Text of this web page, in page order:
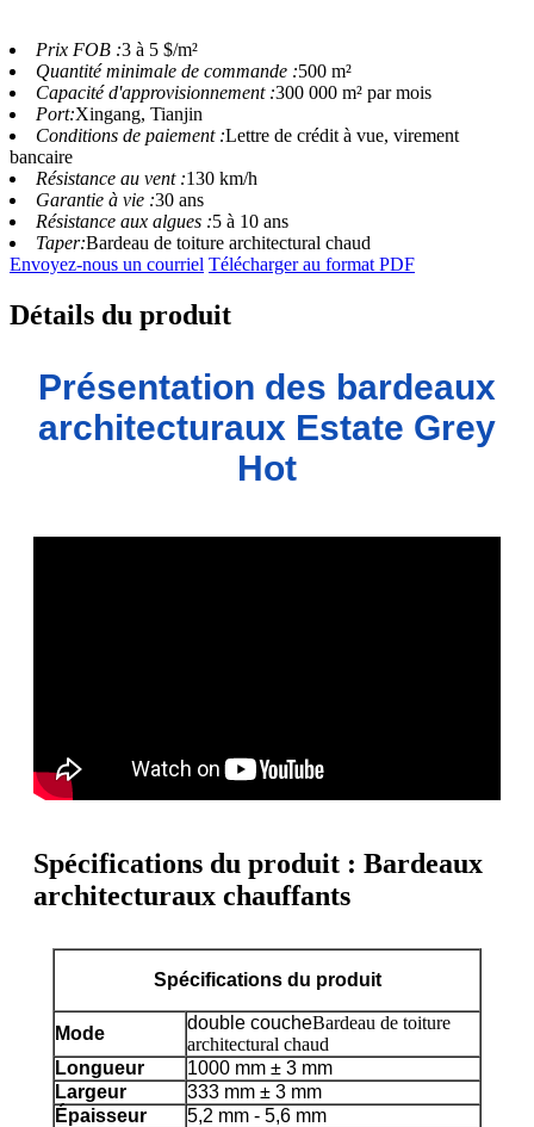
Prix ​​FOB :3 à 5 $/m²
Quantité minimale de commande :500 m²
Capacité d'approvisionnement :300 000 m² par mois
Port:Xingang, Tianjin
Conditions de paiement :Lettre de crédit à vue, virement
bancaire
Résistance au vent :130 km/h
Garantie à vie :30 ans
Résistance aux algues :5 à 10 ans
Taper:Bardeau de toiture architectural chaud
Envoyez-nous un courriel Télécharger au format PDF
Détails du produit
Présentation des bardeaux
architecturaux Estate Grey
Hot
Spécifications du produit : Bardeaux
architecturaux chauffants
Spécifications du produit
Mode
double coucheBardeau de toiture
architectural chaud
Longueur
1000 mm ± 3 mm
Largeur
333 mm ± 3 mm
Épaisseur
5,2 mm - 5,6 mm